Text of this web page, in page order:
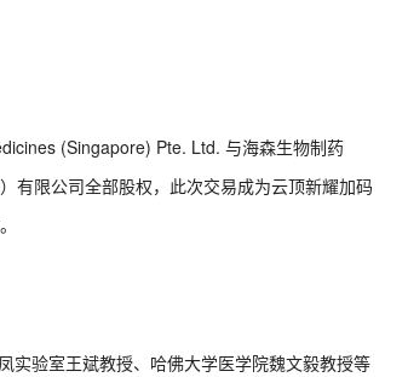
(Singapore) Pte. Ltd. 与海森生物制药
有限公司全部股权，此次交易成为云顶新耀加码
实验室王斌教授、哈佛大学医学院魏文毅教授等